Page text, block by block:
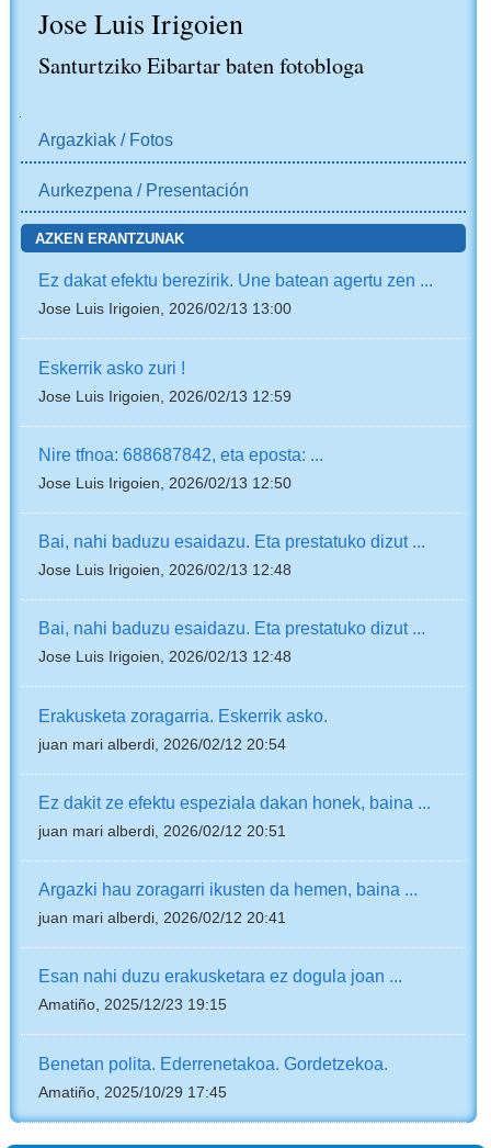
Jose Luis Irigoien
Santurtziko Eibartar baten fotobloga
Argazkiak / Fotos
Aurkezpena / Presentación
AZKEN ERANTZUNAK
Ez dakat efektu berezirik. Une batean agertu zen ...
Jose Luis Irigoien, 2026/02/13 13:00
Eskerrik asko zuri !
Jose Luis Irigoien, 2026/02/13 12:59
Nire tfnoa: 688687842, eta eposta: ...
Jose Luis Irigoien, 2026/02/13 12:50
Bai, nahi baduzu esaidazu. Eta prestatuko dizut ...
Jose Luis Irigoien, 2026/02/13 12:48
Bai, nahi baduzu esaidazu. Eta prestatuko dizut ...
Jose Luis Irigoien, 2026/02/13 12:48
Erakusketa zoragarria. Eskerrik asko.
juan mari alberdi, 2026/02/12 20:54
Ez dakit ze efektu espeziala dakan honek, baina ...
juan mari alberdi, 2026/02/12 20:51
Argazki hau zoragarri ikusten da hemen, baina ...
juan mari alberdi, 2026/02/12 20:41
Esan nahi duzu erakusketara ez dogula joan ...
Amatiño, 2025/12/23 19:15
Benetan polita. Ederrenetakoa. Gordetzekoa.
Amatiño, 2025/10/29 17:45